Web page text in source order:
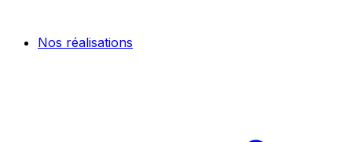
Nos réalisations